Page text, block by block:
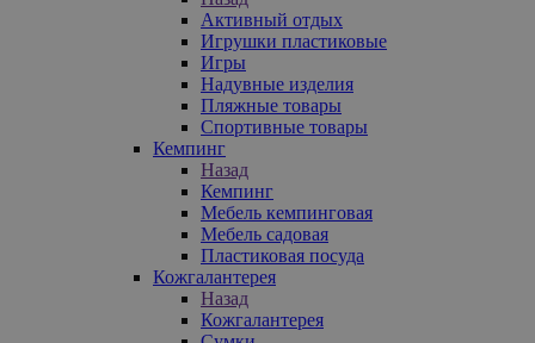
Активный отдых
Игрушки пластиковые
Игры
Надувные изделия
Пляжные товары
Спортивные товары
Кемпинг
Назад
Кемпинг
Мебель кемпинговая
Мебель садовая
Пластиковая посуда
Кожгалантерея
Назад
Кожгалантерея